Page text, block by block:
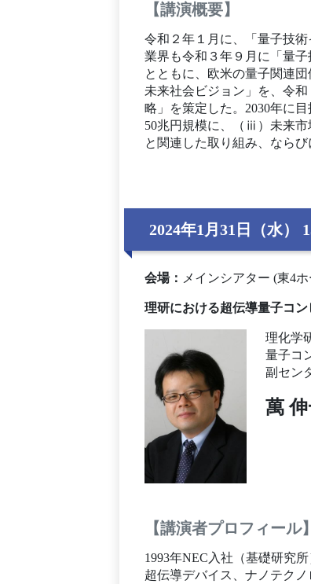
【講演概要】
令和２年１月に、「量子技
業界も令和３年９月に「量
とともに、欧米の量子関連
未来社会ビジョン」を、令
略」を策定した。2030年に
50兆円規模に、（ⅲ）未来市
と関連した取り組み、なら
2024年1月31日（水）
会場： メインシアター (東4
理研における超伝導量子コ
理化学
量子コ
副セン
萬
【講演者プロフィール】
1993年NEC入社（基礎研究所
超伝導デバイス、ナノテク